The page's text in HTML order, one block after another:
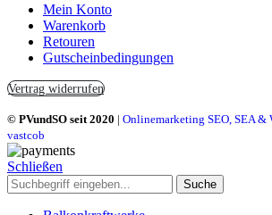
Mein Konto
Warenkorb
Retouren
Gutscheinbedingungen
Vertrag widerrufen
© PVundSO seit 2020 | Onlinemarketing SEO, SEA &
vastcob
Schließen
Suche